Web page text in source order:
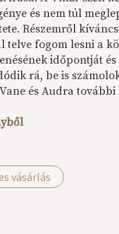
vásárlás
és nem túl
Részemről
telve fogom lesni a
időpontját
rá, be is
és Audra